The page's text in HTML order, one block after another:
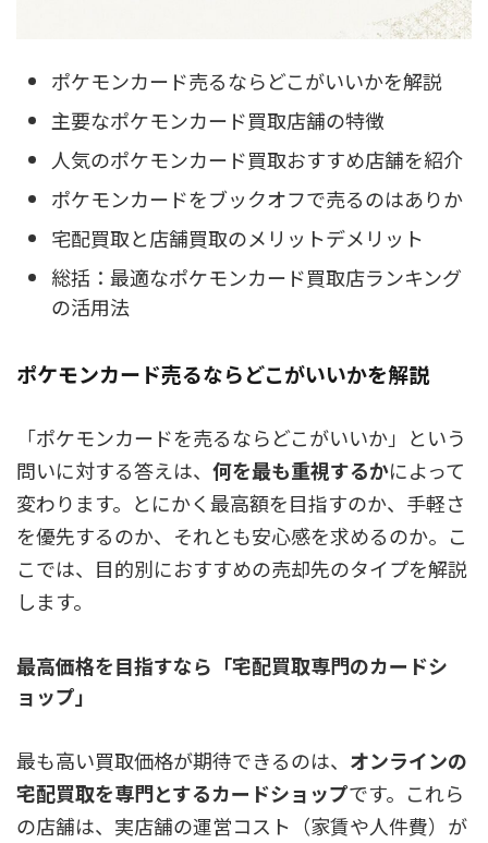
ポケモンカード売るならどこがいいかを解説
主要なポケモンカード買取店舗の特徴
人気のポケモンカード買取おすすめ店舗を紹介
ポケモンカードをブックオフで売るのはありか
宅配買取と店舗買取のメリットデメリット
総括：最適なポケモンカード買取店ランキング
の活用法
ポケモンカード売るならどこがいいかを解説
「ポケモンカードを売るならどこがいいか」という
問いに対する答えは、 何を最も重視するかによって
変わります。とにかく最高額を目指すのか、手軽さ
を優先するのか、それとも安心感を求めるのか。こ
こでは、目的別におすすめの売却先のタイプを解説
します。
最高価格を目指すなら「宅配買取専門のカードシ
ョップ」
最も高い買取価格が期待できるのは、 オンラインの
宅配買取を専門とするカードショップです。これら
の店舗は、実店舗の運営コスト（家賃や人件費）が